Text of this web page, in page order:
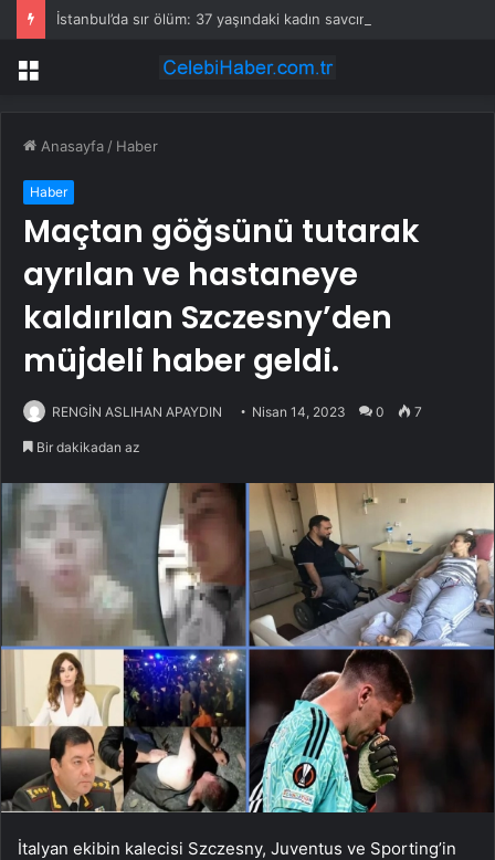
Menü
Anasayfa / Haber
Haber
Maçtan göğsünü tutarak
ayrılan ve hastaneye
kaldırılan Szczesny’den
müjdeli haber geldi.
RENGİN ASLIHAN APAYDIN Nisan 14, 2023 0 7
Bir dakikadan az
İtalyan ekibin kalecisi Szczesny, Juventus ve Sporting’in